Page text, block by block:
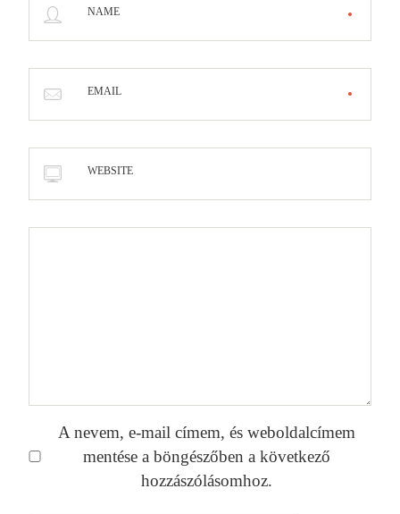
NAME
EMAIL
WEBSITE
A nevem, e-mail címem, és weboldalcímem
mentése a böngészőben a következő
hozzászólásomhoz.